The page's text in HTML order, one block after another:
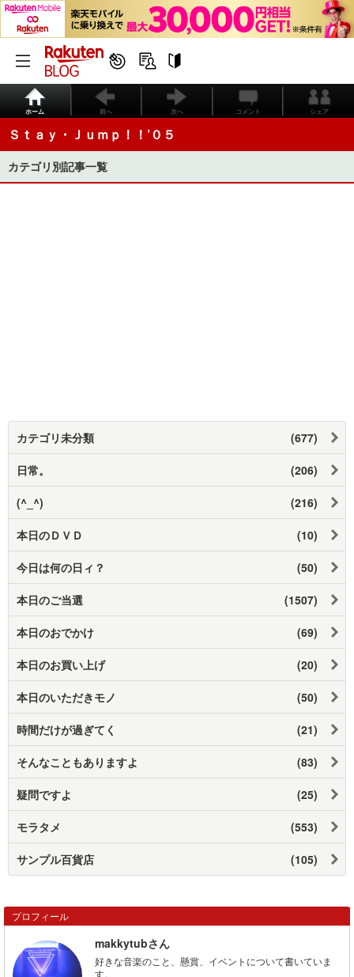
ホーム 前へ 次へ コメント シェア
Ｓｔａｙ・Ｊｕｍｐ！！’０５
カテゴリ別記事一覧
カテゴリ未分類 (677)
日常。 (206)
(^_^) (216)
本日のＤＶＤ (10)
今日は何の日ィ？ (50)
本日のご当選 (1507)
本日のおでかけ (69)
本日のお買い上げ (20)
本日のいただきモノ (50)
時間だけが過ぎてく (21)
そんなこともありますよ (83)
疑問ですよ (25)
モラタメ (553)
サンプル百貨店 (105)
プロフィール
makkytubさん
好きな音楽のこと、懸賞、イベントについて書いていま
す。